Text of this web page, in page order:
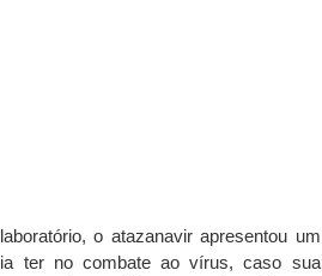
o atazanavir apresentou um
ter no combate ao vírus, caso sua